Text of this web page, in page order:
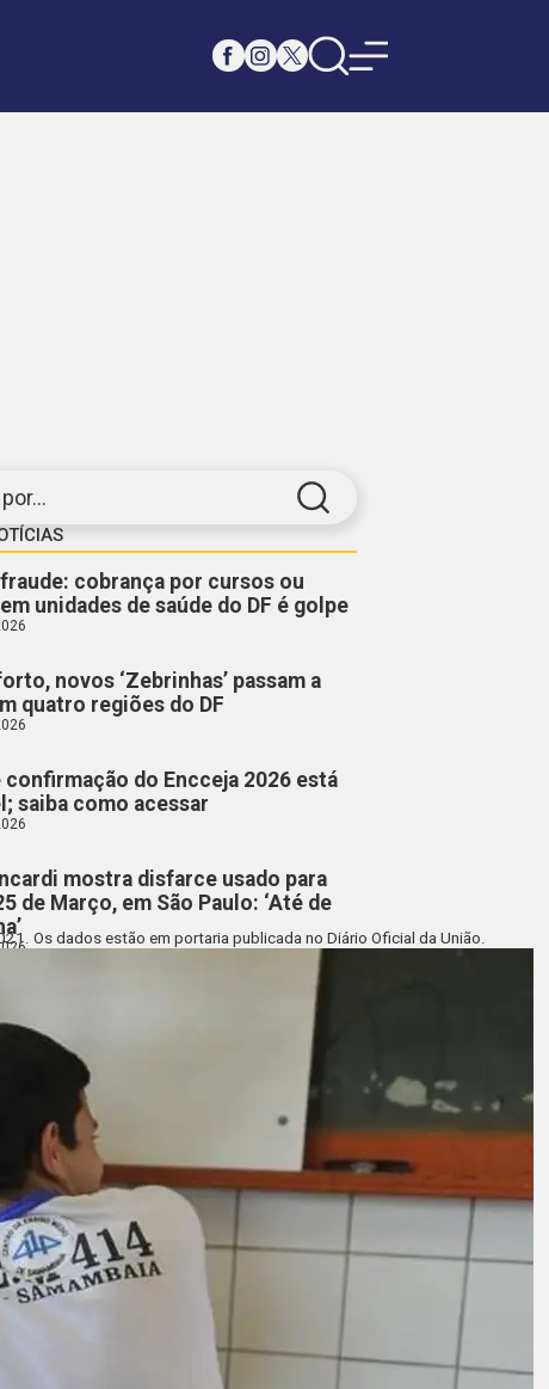
cobrança por cursos ou
unidades de saúde do DF é golpe
novos ‘Zebrinhas’ passam a
quatro regiões do DF
confirmação do Encceja 2026 está
saiba como acessar
mostra disfarce usado para
de Março, em São Paulo: ‘Até de
Os dados estão em portaria publicada noDiário Oficial da União.